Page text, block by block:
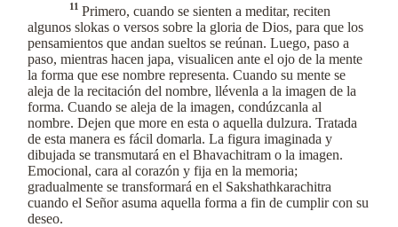
11Primero, cuando se sienten a meditar, reciten
algunos slokas o versos sobre la gloria de Dios, para que los
pensamientos que andan sueltos se reúnan. Luego, paso a
paso, mientras hacen japa, visualicen ante el ojo de la mente
la forma que ese nombre representa. Cuando su mente se
aleja de la recitación del nombre, llévenla a la imagen de la
forma. Cuando se aleja de la imagen, condúzcanla al
nombre. Dejen que more en esta o aquella dulzura. Tratada
de esta manera es fácil domarla. La figura imaginada y
dibujada se transmutará en el Bhavachitram o la imagen.
Emocional, cara al corazón y fija en la memoria;
gradualmente se transformará en el Sakshathkarachitra
cuando el Señor asuma aquella forma a fin de cumplir con su
deseo.